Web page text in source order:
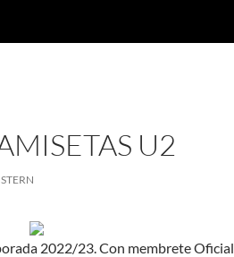
U2
2022/23. Con membrete Oficial